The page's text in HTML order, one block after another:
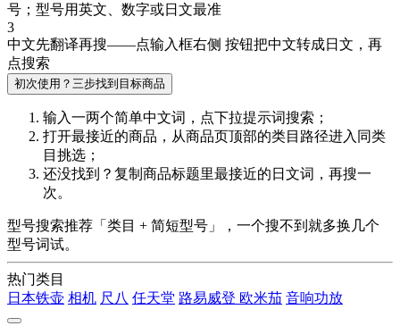
号；型号用英文、数字或日文最准
3
中文先翻译再搜——点输入框右侧 按钮把中文转成日文 ，再
点搜索
初次使用？三步找到目标商品
输入一两个简单中文词，点下拉提示词搜索；
打开最接近的商品，从商品页顶部的类目路径进入同类
目挑选；
还没找到？复制商品标题里最接近的 日文词 ，再搜一
次。
型号搜索推荐「类目 + 简短型号」，一个搜不到就多换几个
型号词试。
热门类目
日本铁壶 相机 尺八 任天堂 路易威登 欧米茄 音响功放